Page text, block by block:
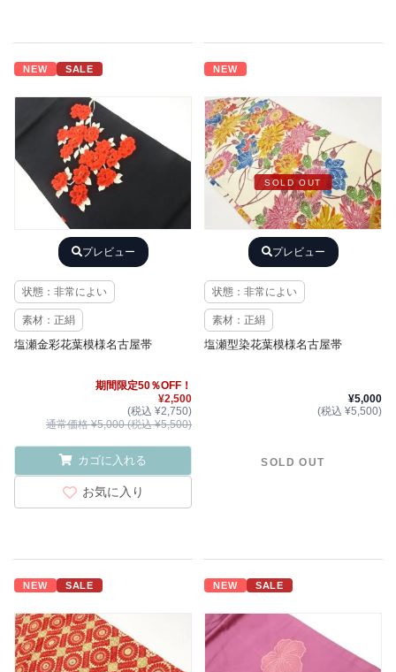
NEW SALE
プレビュー
状態：非常によい
素材：正絹
塩瀬金彩花葉模様名古屋帯
期間限定50％OFF！
¥2,500
(税込 ¥2,750)
通常価格 ¥5,000 (税込 ¥5,500)
カゴに入れる
お気に入り
NEW
SOLD OUT
プレビュー
状態：非常によい
素材：正絹
塩瀬型染花葉模様名古屋帯
¥5,000
(税込 ¥5,500)
SOLD OUT
NEW SALE NEW SALE